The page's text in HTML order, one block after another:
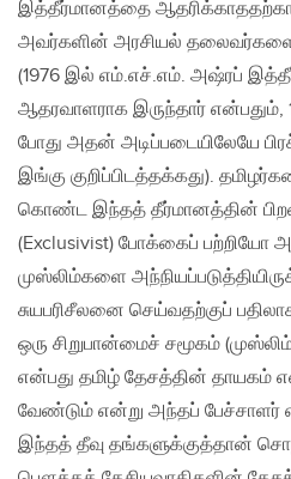
இத்தீர்மானத்தை
அவர்களின் அரசியல்
(1976 இல் எம்.எச்.எம். அஷ்ரப்
ஆதரவாளராக இருந்தார் என்பதும்,
போது அதன் அடிப்படையிலேயே
இங்கு குறிப்பிடத்தக்கது).
கொண்ட இந்தத் தீர்மானத்தின்
(Exclusivist) போக்கைப் பற்றியோ
முஸ்லிம்களை
சுயபரிசீலனை செய்வதற்குப்
ஒரு சிறுபான்மைச் சமூகம்
என்பது தமிழ் தேசத்தின்
வேண்டும் என்று அந்தப் பேச்சாளர்
இந்தத் தீவு தங்களுக்குத்தான்